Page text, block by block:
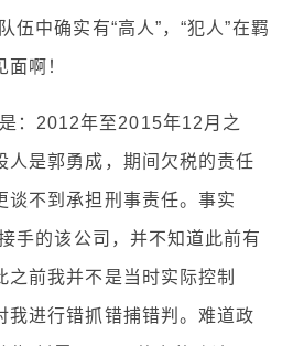
伍中确实有“高人”，“犯人”在羁
啊！
2012年至2015年12月之
人是郭勇成，期间欠税的责任
谈不到承担刑事责任。事实
手的该公司，并不知道此前有
之前我并不是当时实际控制
我进行错抓错捕错判。难道政